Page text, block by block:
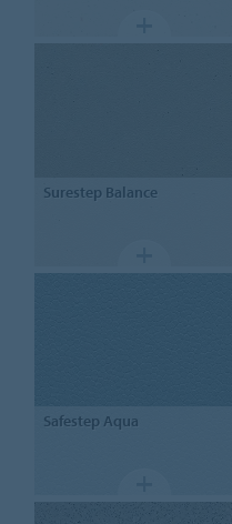
Surestep Balance
Safestep Aqua